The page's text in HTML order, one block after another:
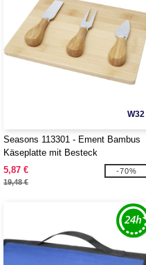
W32
Seasons 113301 - Ement Bambus
Käseplatte mit Besteck
5,87 €
19,48 €
-70%